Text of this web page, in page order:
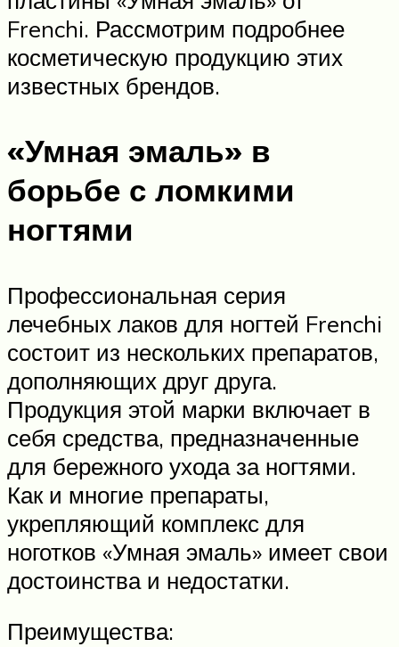
Frenchi. Рассмотрим подробнее
косметическую продукцию этих
известных брендов.
«Умная эмаль» в
борьбе с ломкими
ногтями
Профессиональная серия
лечебных лаков для ногтей Frenchi
состоит из нескольких препаратов,
дополняющих друг друга.
Продукция этой марки включает в
себя средства, предназначенные
для бережного ухода за ногтями.
Как и многие препараты,
укрепляющий комплекс для
ноготков «Умная эмаль» имеет свои
достоинства и недостатки.
Преимущества: